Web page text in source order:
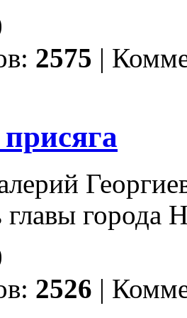
2575 |
города
2526 |